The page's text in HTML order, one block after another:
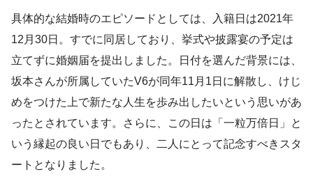
具体的な結婚時のエピソードとしては、入籍日は2021年
12月30日。すでに同居しており、挙式や披露宴の予定は
立てずに婚姻届を提出しました。日付を選んだ背景には、
坂本さんが所属していたV6が同年11月1日に解散し、けじ
めをつけた上で新たな人生を歩み出したいという思いがあ
ったとされています。さらに、この日は「一粒万倍日」と
いう縁起の良い日でもあり、二人にとって記念すべきスタ
ートとなりました。